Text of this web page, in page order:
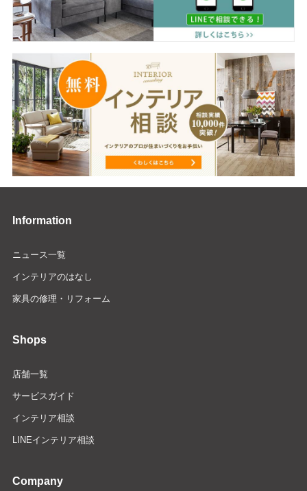
Information
ニュース一覧
インテリアのはなし
家具の修理・リフォーム
Shops
店舗一覧
サービスガイド
インテリア相談
LINEインテリア相談
Company